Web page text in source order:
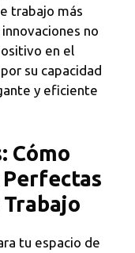
trabajo más
no
en el
su capacidad
y eficiente
Cómo
Trabajo
tu espacio de